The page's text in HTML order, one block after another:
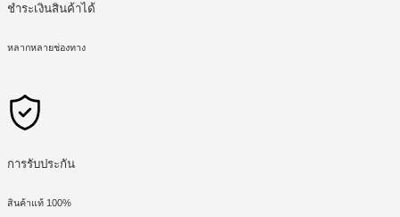
ชำระเงินสินค้าได้
หลากหลายช่องทาง
การรับประกัน
สินค้าแท้ 100%